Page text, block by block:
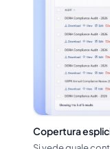
Copertura